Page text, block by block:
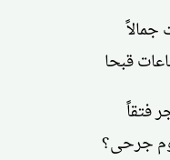
جمالاً
قبحا
فتقاً
جرحى؟